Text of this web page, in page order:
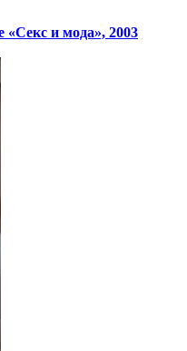
и мода», 2003